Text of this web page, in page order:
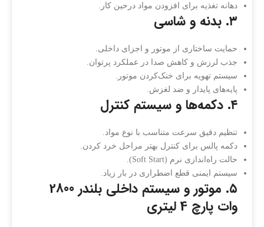
دهانه تغذیه برای افزودن مواد درحین کار.
۳. بدنه و شاسی
حمایت ساختاری از موتور و اجزای داخلی.
جذب لرزش و کاهش صدا در عملکرد پرتوان.
سیستم تهویه برای خنک‌کردن موتور.
پایه‌های پایدار و ضد لغزش.
۴. دکمه‌ها و سیستم کنترل
تنظیم دقیق سرعت متناسب با نوع مواد.
دکمه پالس برای کنترل بهتر مراحل خرد کردن.
حالت راه‌اندازی نرم (Soft Start).
سیستم ایمنی قطع اضطراری در بار زیاد.
۵. موتور و سیستم داخلی بلندر 2800
وات پارچ 4 لیتری